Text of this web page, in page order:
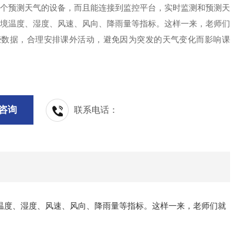
预测天气的设备，而且能连接到监控平台，实时监测和预测天
温度、湿度、风速、风向、降雨量等指标。这样一来，老师们
据，合理安排课外活动，避免因为突发的天气变化而影响课
询 联系电话：
、湿度、风速、风向、降雨量等指标。这样一来，老师们就